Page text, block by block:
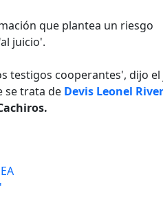
que plantea un riesgo
juicio'.
testigos cooperantes', dijo el
se trata de Devis Leonel